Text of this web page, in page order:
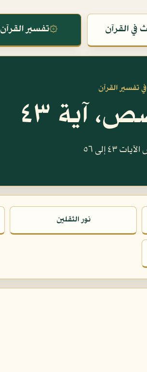
في القرآن ۞تفسير القرآن
تفسير القرآن
آية ٤٣
٤٣ إلى ٥٦
نور الثقلين